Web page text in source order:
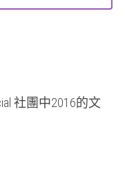
社團中2016的文